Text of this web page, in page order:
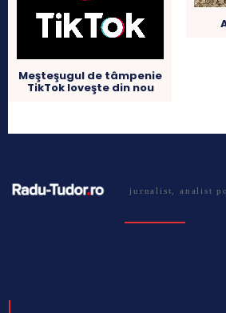
Meşteşugul de tâmpenie
TikTok loveşte din nou
jurnalist, analist